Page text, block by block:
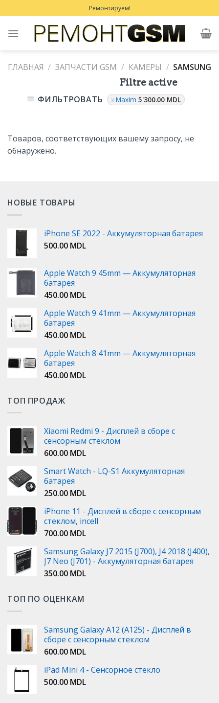
to
content
Ремонтируем!
ГЛАВНАЯ / ЗАПЧАСТИ GSM / КАМЕРЫ / SAMSUNG
ФИЛЬТРОВАТЬ
Filtre active
Maxim5'300.00 MDL
Товаров, соответствующих вашему запросу, не
обнаружено.
НОВЫЕ ТОВАРЫ
iPhone SE 2022 - Аккумуляторная батарея
500.00 MDL
Apple Watch 9 45mm — Аккумуляторная
батарея
450.00 MDL
Apple Watch 9 41mm — Аккумуляторная
батарея
450.00 MDL
Apple Watch 8 41mm — Аккумуляторная
батарея
450.00 MDL
ТОП ПРОДАЖ
Xiaomi Redmi 9 - Дисплей в сборе с
сенсорным стеклом
600.00 MDL
Smart Watch - LQ-S1 Аккумуляторная
батарея
250.00 MDL
iPhone 11 - Дисплей в сборе с сенсорным
стеклом, incell
700.00 MDL
Samsung Galaxy J7 2015 (J700), J4 2018 (J400),
J7 Neo (J701) - Аккумуляторная батарея
350.00 MDL
ТОП ПО ОЦЕНКАМ
Samsung Galaxy A12 (A125) - Дисплей в
сборе с сенсорным стеклом
600.00 MDL
iPad Mini 4 - Сенсорное стекло
500.00 MDL